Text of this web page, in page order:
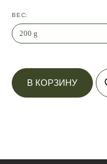
ВЕС:
В КОРЗИНУ